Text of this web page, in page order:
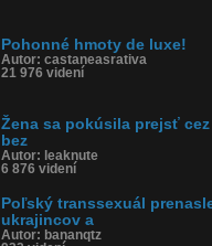
Pohonné hmoty de luxe!
Autor: castaneasrativa
21 976 videní
Žena sa pokúsila prejsť
bez
Autor: leaknute
6 876 videní
Poľský transsexuál
ukrajincov a
Autor: bananqtz